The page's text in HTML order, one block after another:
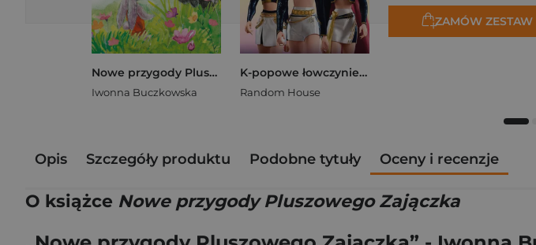
Nowe przygody Pluszowego Zajączka
Iwonna Buczkowska
K-popowe łowczynie demonów. Mój golden journal. Oficjalny dziennik
Random House
ZAMÓW ZESTAW
Opis Szczegóły produktu Podobne tytuły Oceny i recenzje
O książce Nowe przygody Pluszowego Zajączka